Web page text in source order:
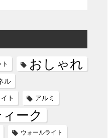
おしゃれ
ル
ト アルミ
ーク
ウォールライト